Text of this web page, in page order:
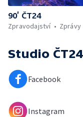
90’ ČT24
Zpravodajství
Zprávy
Studio ČT24
Facebook
Instagram